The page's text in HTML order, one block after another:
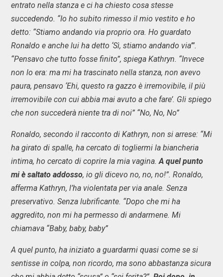
entrato nella stanza e ci ha chiesto cosa stesse
succedendo. “Io ho subito rimesso il mio vestito e ho
detto: “Stiamo andando via proprio ora. Ho guardato
Ronaldo e anche lui ha detto ‘Sì, stiamo andando via’”.
“Pensavo che tutto fosse finito”, spiega Kathryn. “Invece
non lo era: ma mi ha trascinato nella stanza, non avevo
paura, pensavo ‘Ehi, questo ra gazzo è irremovibile, il più
irremovibile con cui abbia mai avuto a che fare’. Gli spiego
che non succederà niente tra di noi” “No, No, No”
Ronaldo, secondo il racconto di Kathryn, non si arrese: “Mi
ha girato di spalle, ha cercato di togliermi la biancheria
intima, ho cercato di coprire la mia vagina.A quel punto
mi è saltato addosso, io gli dicevo no, no, no!”. Ronaldo,
afferma Kathryn, l’ha violentata per via anale. Senza
preservativo. Senza lubrificante. “Dopo che mi ha
aggredito, non mi ha permesso di andarmene. Mi
chiamava “Baby, baby, baby”
A quel punto, ha iniziato a guardarmi quasi come se si
sentisse in colpa, non ricordo, ma sono abbastanza sicura